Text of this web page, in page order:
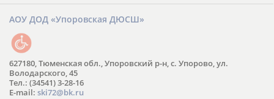
АОУ ДОД «Упоровская ДЮСШ»
627180, Тюменская обл., Упоровский р-н, с. Упорово, ул.
Володарского, 45
Тел.: (34541) 3-28-16
E-mail: ski72@bk.ru